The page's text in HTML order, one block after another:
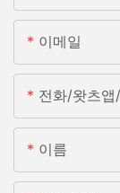
이메일
전화/왓츠앱
이름